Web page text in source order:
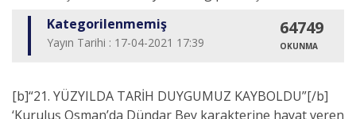
Kategorilenmemiş
Yayın Tarihi : 17-04-2021 17:39
64749
OKUNMA
[b]“21. YÜZYILDA TARİH DUYGUMUZ KAYBOLDU”[/b]
‘Kuruluş Osman’da Dündar Bey karakterine hayat veren